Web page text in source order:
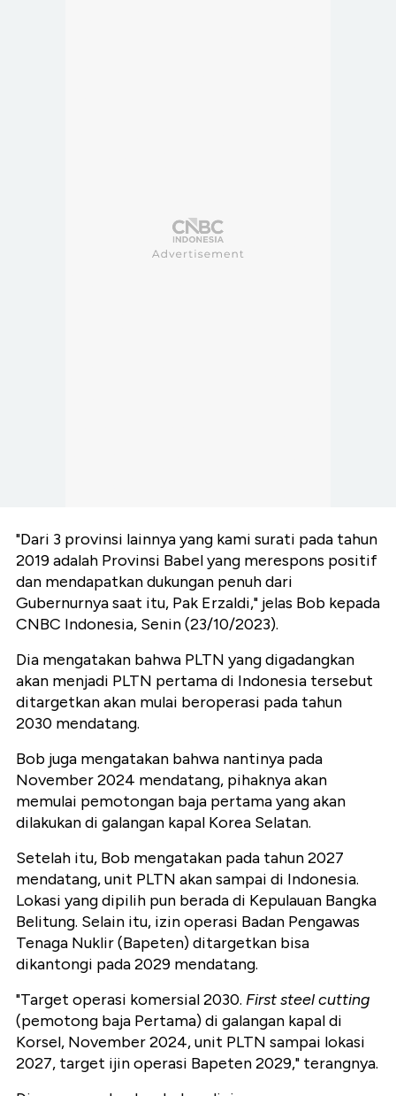
"Dari 3 provinsi lainnya yang kami surati pada tahun
2019 adalah Provinsi Babel yang merespons positif
dan mendapatkan dukungan penuh dari
Gubernurnya saat itu, Pak Erzaldi," jelas Bob kepada
CNBC Indonesia, Senin (23/10/2023).
Dia mengatakan bahwa PLTN yang digadangkan
akan menjadi PLTN pertama di Indonesia tersebut
ditargetkan akan mulai beroperasi pada tahun
2030 mendatang.
Bob juga mengatakan bahwa nantinya pada
November 2024 mendatang, pihaknya akan
memulai pemotongan baja pertama yang akan
dilakukan di galangan kapal Korea Selatan.
Setelah itu, Bob mengatakan pada tahun 2027
mendatang, unit PLTN akan sampai di Indonesia.
Lokasi yang dipilih pun berada di Kepulauan Bangka
Belitung. Selain itu, izin operasi Badan Pengawas
Tenaga Nuklir (Bapeten) ditargetkan bisa
dikantongi pada 2029 mendatang.
"Target operasi komersial 2030. First steel cutting
(pemotong baja Pertama) di galangan kapal di
Korsel, November 2024, unit PLTN sampai lokasi
2027, target ijin operasi Bapeten 2029," terangnya.